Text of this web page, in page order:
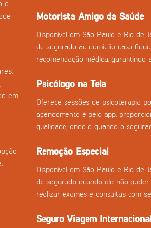
e
em
Motorista Amigo da Saúde
Disponível em São Paulo e Rio de
do segurado ao domicílio caso
recomendação médica, garantindo
Psicólogo na Tela
Oferece sessões de psicoterapia
agendamento é pelo app,
qualidade, onde e quando o
Remoção Especial
Disponível em São Paulo e Rio de
do segurado quando ele não
realizar exames e consultas com
Seguro Viagem Internacional